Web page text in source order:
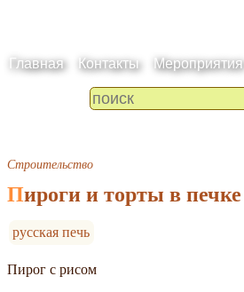
Главная Контакты Мероприятия
Строительство
Пироги и торты в печке
русская печь
Пирог с рисом